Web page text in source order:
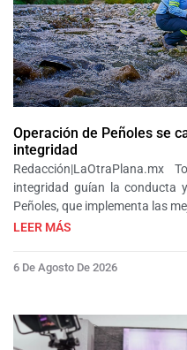
Operación de Peñoles se
integridad
integridad guían la conducta
Peñoles, que implementa las
LEER MÁS
6 De Agosto De 2026